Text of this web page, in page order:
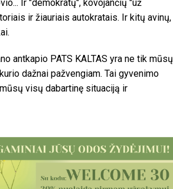
Ir "demokratų", kovojančių "už
ir žiauriais autokratais. Ir kitų avinų,
antkapio PATS KALTAS yra ne tik mūsų
dažnai pažvengiam. Tai gyvenimo
visų dabartinę situaciją ir